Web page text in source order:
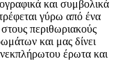
και συμβολικά
γύρω από ένα
περιθωριακούς
και μας δίνει
έρωτα και